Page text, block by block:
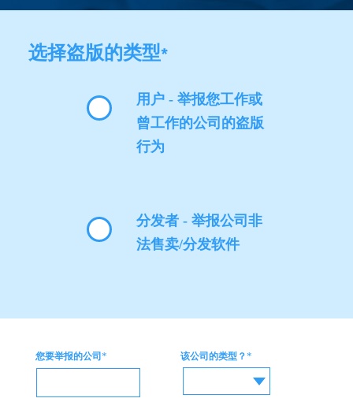
选择盗版的类型*
用户 - 举报您工作或
曾工作的公司的盗版
行为
分发者 - 举报公司非
法售卖/分发软件
您要举报的公司* 该公司的类型？*